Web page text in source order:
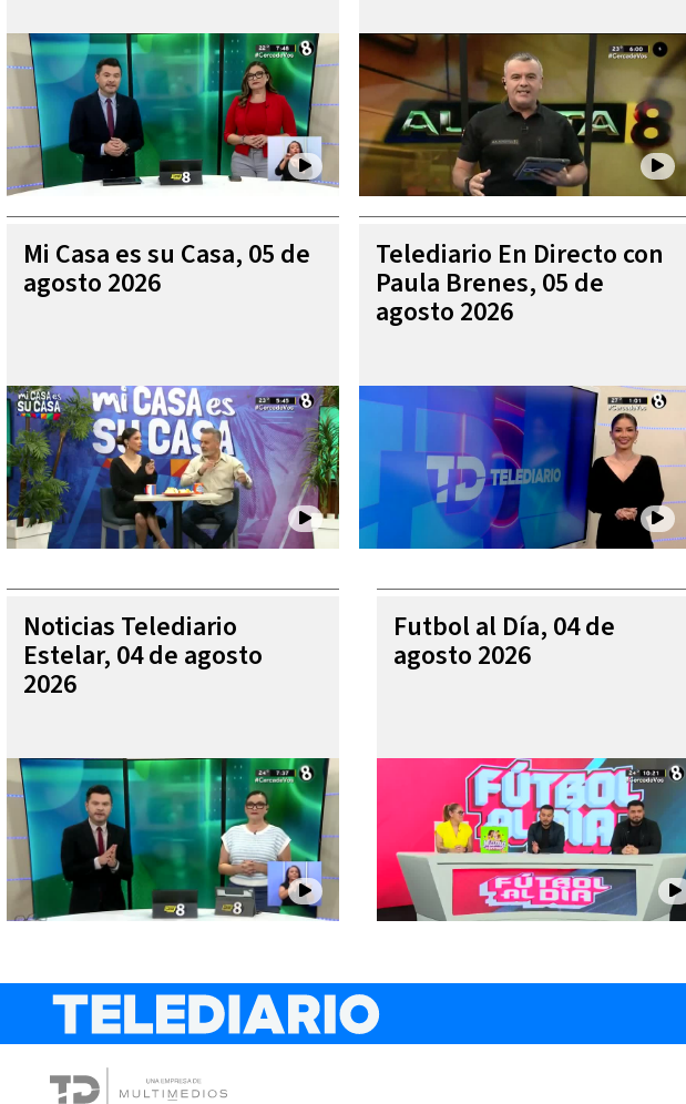
Mi Casa es su Casa, 05 de
agosto 2026
Telediario En Directo con
Paula Brenes, 05 de
agosto 2026
Noticias Telediario
Estelar, 04 de agosto
2026
Futbol al Día, 04 de
agosto 2026